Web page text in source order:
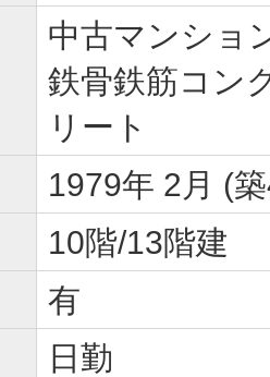
中古マンショ
鉄骨鉄筋コン
リート
1979年 2月 (
10階/13階建
有
日勤